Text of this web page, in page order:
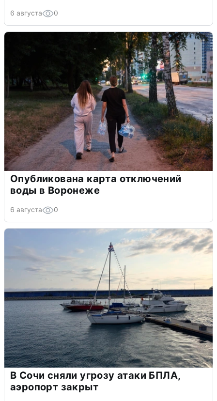
6 августа 0
Опубликована карта отключений
воды в Воронеже
6 августа 0
В Сочи сняли угрозу атаки БПЛА,
аэропорт закрыт